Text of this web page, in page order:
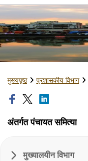
मुख्यपृष्ठ प्रशासकीय विभाग
अंतर्गत पंचायत समित्या
मुख्यालयीन विभाग